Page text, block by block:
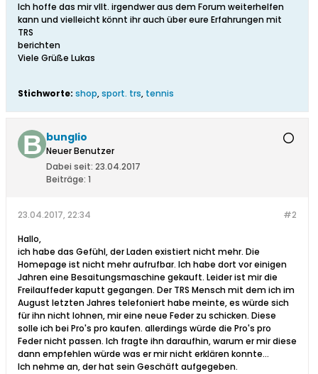
Ich hoffe das mir vllt. irgendwer aus dem Forum weiterhelfen
kann und vielleicht könnt ihr auch über eure Erfahrungen mit
TRS
berichten
Viele Grüße Lukas
Stichworte: shop,sport. trs, tennis
bunglio
Neuer Benutzer
Dabei seit: 23.04.2017
Beiträge: 1
#2
23.04.2017, 22:34
Hallo,
ich habe das Gefühl, der Laden existiert nicht mehr. Die
Homepage ist nicht mehr aufrufbar. Ich habe dort vor einigen
Jahren eine Besaitungsmaschine gekauft. Leider ist mir die
Freilauffeder kaputt gegangen. Der TRS Mensch mit dem ich im
August letzten Jahres telefoniert habe meinte, es würde sich
für ihn nicht lohnen, mir eine neue Feder zu schicken. Diese
solle ich bei Pro's pro kaufen. allerdings würde die Pro's pro
Feder nicht passen. Ich fragte ihn daraufhin, warum er mir diese
dann empfehlen würde was er mir nicht erklären konnte...
Ich nehme an, der hat sein Geschäft aufgegeben.